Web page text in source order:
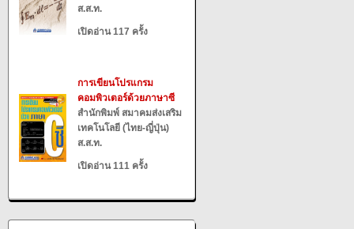
ส.ส.ท.
เปิดอ่าน 117 ครั้ง
การเขียนโปรแกรม
คอมพิวเตอร์ด้วยภาษาซี
สำนักพิมพ์ สมาคมส่งเสริม
เทคโนโลยี (ไทย-ญี่ปุ่น)
ส.ส.ท.
เปิดอ่าน 111 ครั้ง